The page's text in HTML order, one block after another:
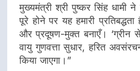
मुख्यमंत्री श्री पुष्कर सिंह धामी
पूरे होने पर यह हमारी
और प्रदूषण-मुक्त बनाएँ। ‘ग्रीन
वायु गुणवत्ता सुधार, हरित
किया जाएगा।”